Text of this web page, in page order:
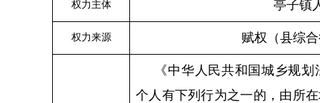
权力主体 亭子镇
权力来源 赋权（县综
《中华人民共和国城乡规
个人有下列行为之一的，由所